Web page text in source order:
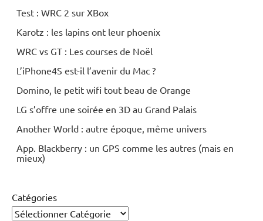
Test : WRC 2 sur XBox
Karotz : les lapins ont leur phoenix
WRC vs GT : Les courses de Noël
L’iPhone4S est-il l’avenir du Mac ?
Domino, le petit wifi tout beau de Orange
LG s’offre une soirée en 3D au Grand Palais
Another World : autre époque, même univers
App. Blackberry : un GPS comme les autres (mais en
mieux)
Catégories